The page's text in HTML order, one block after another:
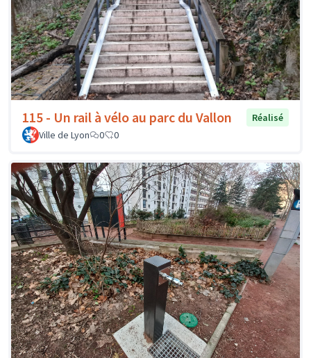
115 - Un rail à vélo au parc du Vallon
Réalisé
Ville de Lyon
0 0